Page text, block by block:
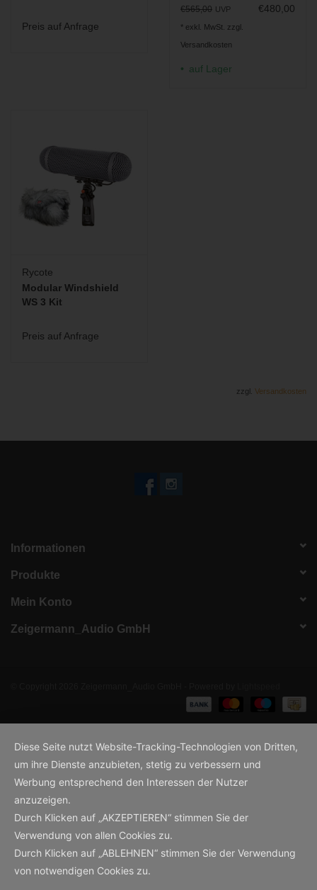
Preis auf Anfrage
€565,00 UVP €480,00
* exkl. MwSt. zzgl.
Versandkosten
auf Lager
Rycote
Modular Windshield
WS 3 Kit
Preis auf Anfrage
zzgl. Versandkosten
Informationen
Produkte
Mein Konto
Zeigermann_Audio GmbH
Diese Seite nutzt Website-Tracking-Technologien von Dritten,
um ihre Dienste anzubieten, stetig zu verbessern und
Werbung entsprechend den Interessen der Nutzer
anzuzeigen.
Durch Klicken auf „AKZEPTIEREN“ stimmen Sie der
Verwendung von allen Cookies zu.
Durch Klicken auf „ABLEHNEN“ stimmen Sie der Verwendung
von notwendigen Cookies zu.